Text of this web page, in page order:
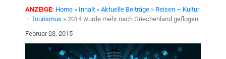
ANZEIGE: Home » Inhalt » Aktuelle Beiträge » Reisen – Kultur
– Tourismus » 2014 wurde mehr nach Griechenland geflogen
Februar 23, 2015